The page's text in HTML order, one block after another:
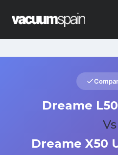
contenido
Dreame
Vs
Dreame X50